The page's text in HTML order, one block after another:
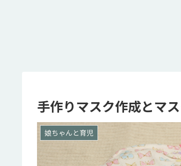
手作りマスク作成とマ
娘ちゃんと育児